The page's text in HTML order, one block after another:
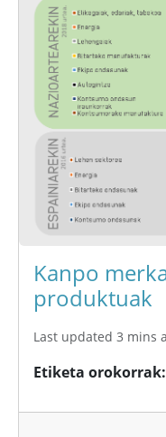
Kanpo
produktuak
Last updated 3 mins
Etiketa orokorrak